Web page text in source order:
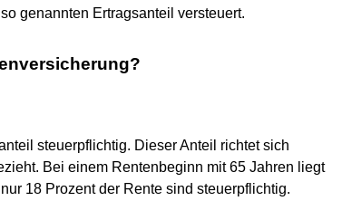
genannten Ertragsanteil versteuert.
steuerpflichtig. Dieser Anteil richtet sich
Bei einem Rentenbeginn mit 65 Jahren liegt
18 Prozent der Rente sind steuerpflichtig.